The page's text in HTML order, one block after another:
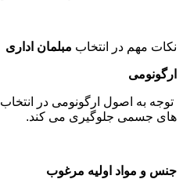
نکات مهم در انتخاب مبلمان اداری
ارگونومی
توجه به اصول ارگونومی در انتخاب
های جسمی جلوگیری می کند.
جنس و مواد اولیه مرغوب